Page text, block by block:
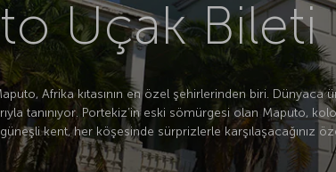
Uçak Bileti
Afrika kıtasının en özel şehirlerinden biri. Dünyaca
tanınıyor. Portekiz’in eski sömürgesi olan Maputo,
güneşli kent, her köşesinde sürprizlerle karşılaşacağınız